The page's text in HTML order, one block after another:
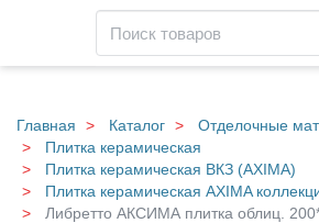
main
content
Главная Каталог
Отделочные
Плитка керамическая
Плитка керамическая ВКЗ (AXIMA)
Плитка керамическая AXIMA
Либретто АКСИМА плитка облиц.